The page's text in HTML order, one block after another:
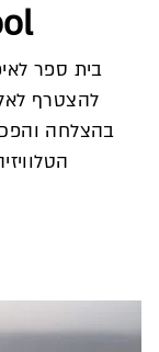
בית ספר
להצטרף
בהצלחה